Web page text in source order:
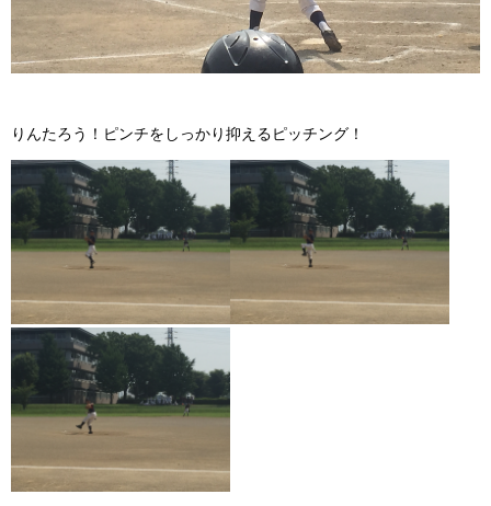
りんたろう！ピンチをしっかり抑えるピッチング！